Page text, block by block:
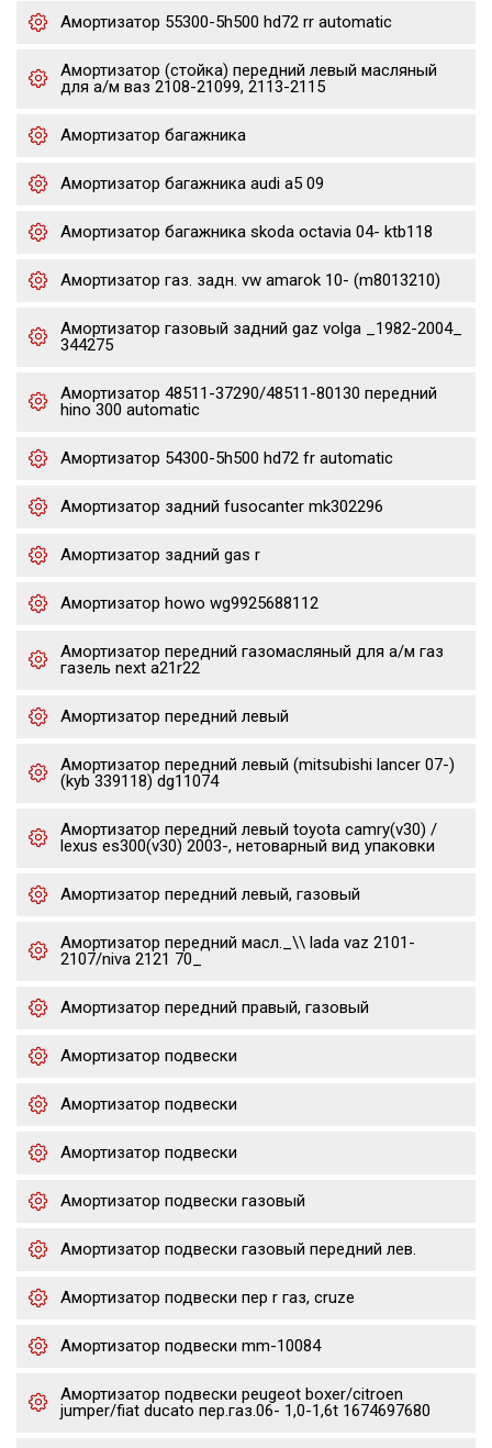
Амортизатор 55300-5h500 hd72 rr automatic
Амортизатор (стойка) передний левый масляный
для а/м ваз 2108-21099, 2113-2115
Амортизатор багажника
Амортизатор багажника audi a5 09
Амортизатор багажника skoda octavia 04- ktb118
Амортизатор газ. задн. vw amarok 10- (m8013210)
Амортизатор газовый задний gaz volga _1982-2004_
344275
Амортизатор 48511-37290/48511-80130 передний
hino 300 automatic
Амортизатор 54300-5h500 hd72 fr automatic
Амортизатор задний fusocanter mk302296
Амортизатор задний gas r
Амортизатор howo wg9925688112
Амортизатор передний газомасляный для а/м газ
газель next a21r22
Амортизатор передний левый
Амортизатор передний левый (mitsubishi lancer 07-)
(kyb 339118) dg11074
Амортизатор передний левый toyota camry(v30) /
lexus es300(v30) 2003-, нетоварный вид упаковки
Амортизатор передний левый, газовый
Амортизатор передний масл._\\ lada vaz 2101-
2107/niva 2121 70_
Амортизатор передний правый, газовый
Амортизатор подвески
Амортизатор подвески
Амортизатор подвески
Амортизатор подвески газовый
Амортизатор подвески газовый передний лев.
Амортизатор подвески пер r газ, cruze
Амортизатор подвески mm-10084
Амортизатор подвески peugeot boxer/citroen
jumper/fiat ducato пер.газ.06- 1,0-1,6t 1674697680